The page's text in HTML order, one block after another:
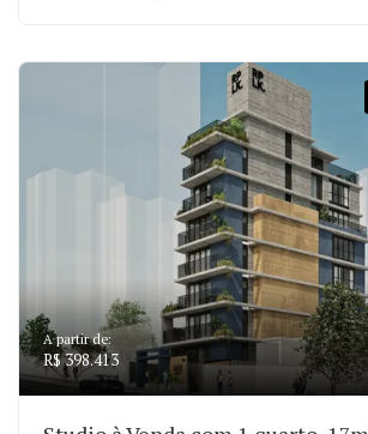
A partir de:
R$ 398.413